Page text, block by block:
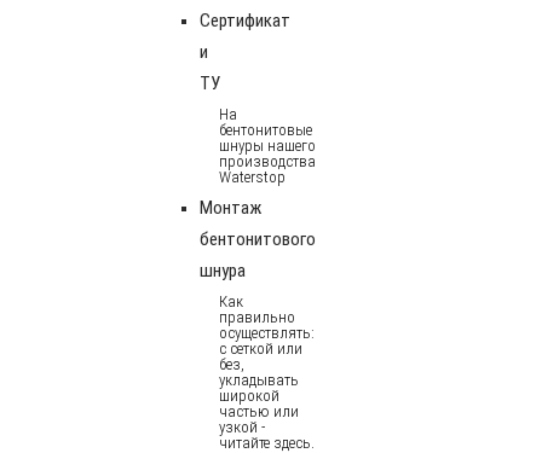
Сертификат
и
ТУ
На
бентонитовые
шнуры нашего
производства
Waterstop
Монтаж
бентонитового
шнура
Как
правильно
осуществлять:
с сеткой или
без,
укладывать
широкой
частью или
узкой -
читайте здесь.